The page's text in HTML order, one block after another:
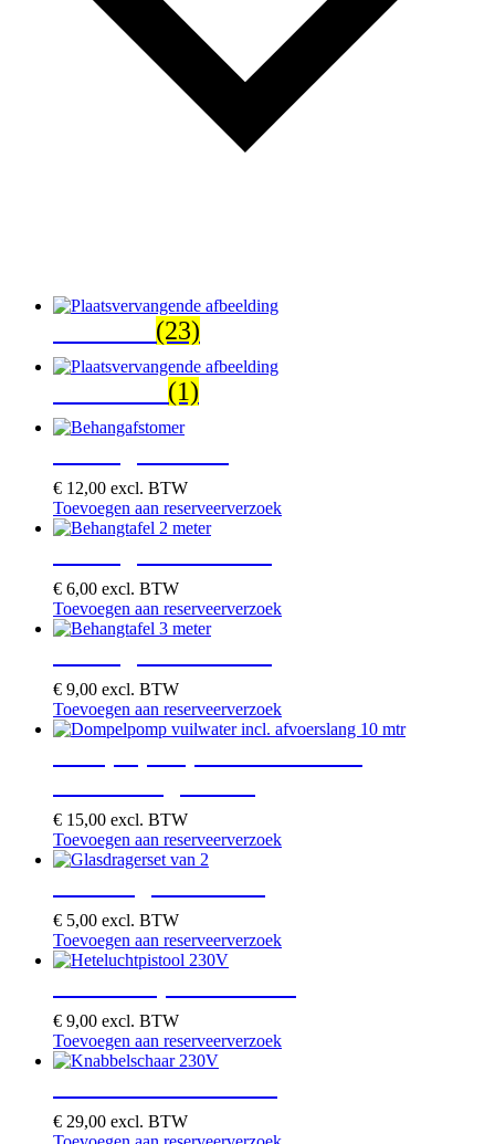
(23)
(1)
€ 12,00 excl. BTW
Toevoegen aan reserveerverzoek
€ 6,00 excl. BTW
Toevoegen aan reserveerverzoek
€ 9,00 excl. BTW
Toevoegen aan reserveerverzoek
€ 15,00 excl. BTW
Toevoegen aan reserveerverzoek
€ 5,00 excl. BTW
Toevoegen aan reserveerverzoek
€ 9,00 excl. BTW
Toevoegen aan reserveerverzoek
€ 29,00 excl. BTW